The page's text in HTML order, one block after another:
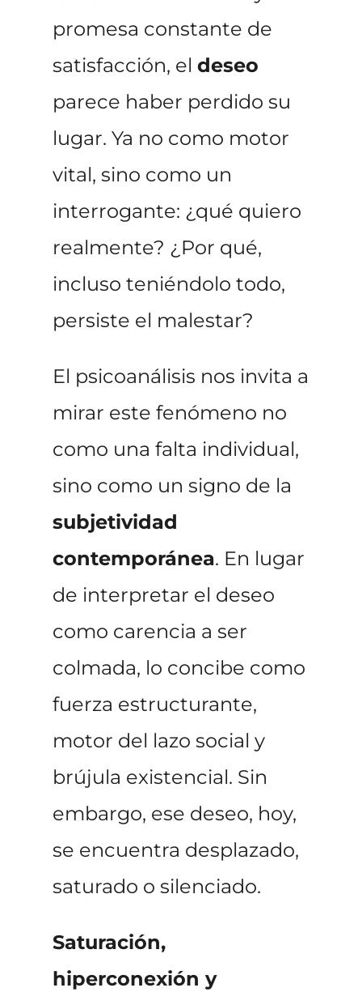
promesa constante de
satisfacción, el deseo
parece haber perdido su
lugar. Ya no como motor
vital, sino como un
interrogante: ¿qué quiero
realmente? ¿Por qué,
incluso teniéndolo todo,
persiste el malestar?
El psicoanálisis nos invita a
mirar este fenómeno no
como una falta individual,
sino como un signo de la
subjetividad
contemporánea. En lugar
de interpretar el deseo
como carencia a ser
colmada, lo concibe como
fuerza estructurante,
motor del lazo social y
brújula existencial. Sin
embargo, ese deseo, hoy,
se encuentra desplazado,
saturado o silenciado.
Saturación,
hiperconexión y